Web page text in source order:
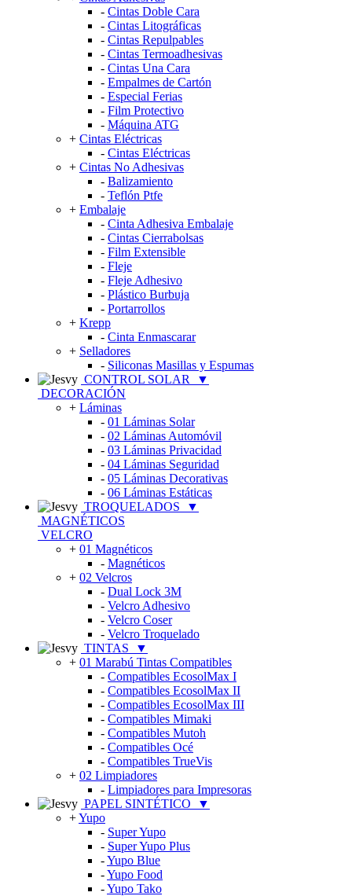
- Cintas Doble Cara
- Cintas Litográficas
- Cintas Repulpables
- Cintas Termoadhesivas
- Cintas Una Cara
- Empalmes de Cartón
- Especial Ferias
- Film Protectivo
- Máquina ATG
+ Cintas Eléctricas
- Cintas Eléctricas
+ Cintas No Adhesivas
- Balizamiento
- Teflón Ptfe
+ Embalaje
- Cinta Adhesiva Embalaje
- Cintas Cierrabolsas
- Film Extensible
- Fleje
- Fleje Adhesivo
- Plástico Burbuja
- Portarrollos
+ Krepp
- Cinta Enmascarar
+ Selladores
- Siliconas Masillas y Espumas
CONTROL SOLAR
▼
DECORACIÓN
+ Láminas
- 01 Láminas Solar
- 02 Láminas Automóvil
- 03 Láminas Privacidad
- 04 Láminas Seguridad
- 05 Láminas Decorativas
- 06 Láminas Estáticas
TROQUELADOS
▼
MAGNÉTICOS
VELCRO
+ 01 Magnéticos
- Magnéticos
+ 02 Velcros
- Dual Lock 3M
- Velcro Adhesivo
- Velcro Coser
- Velcro Troquelado
TINTAS
▼
+ 01 Marabú Tintas Compatibles
- Compatibles EcosolMax I
- Compatibles EcosolMax II
- Compatibles EcosolMax III
- Compatibles Mimaki
- Compatibles Mutoh
- Compatibles Océ
- Compatibles TrueVis
+ 02 Limpiadores
- Limpiadores para Impresoras
PAPEL SINTÉTICO
▼
+Yupo
- Super Yupo
- Super Yupo Plus
-Yupo Blue
-Yupo Food
-Yupo Tako